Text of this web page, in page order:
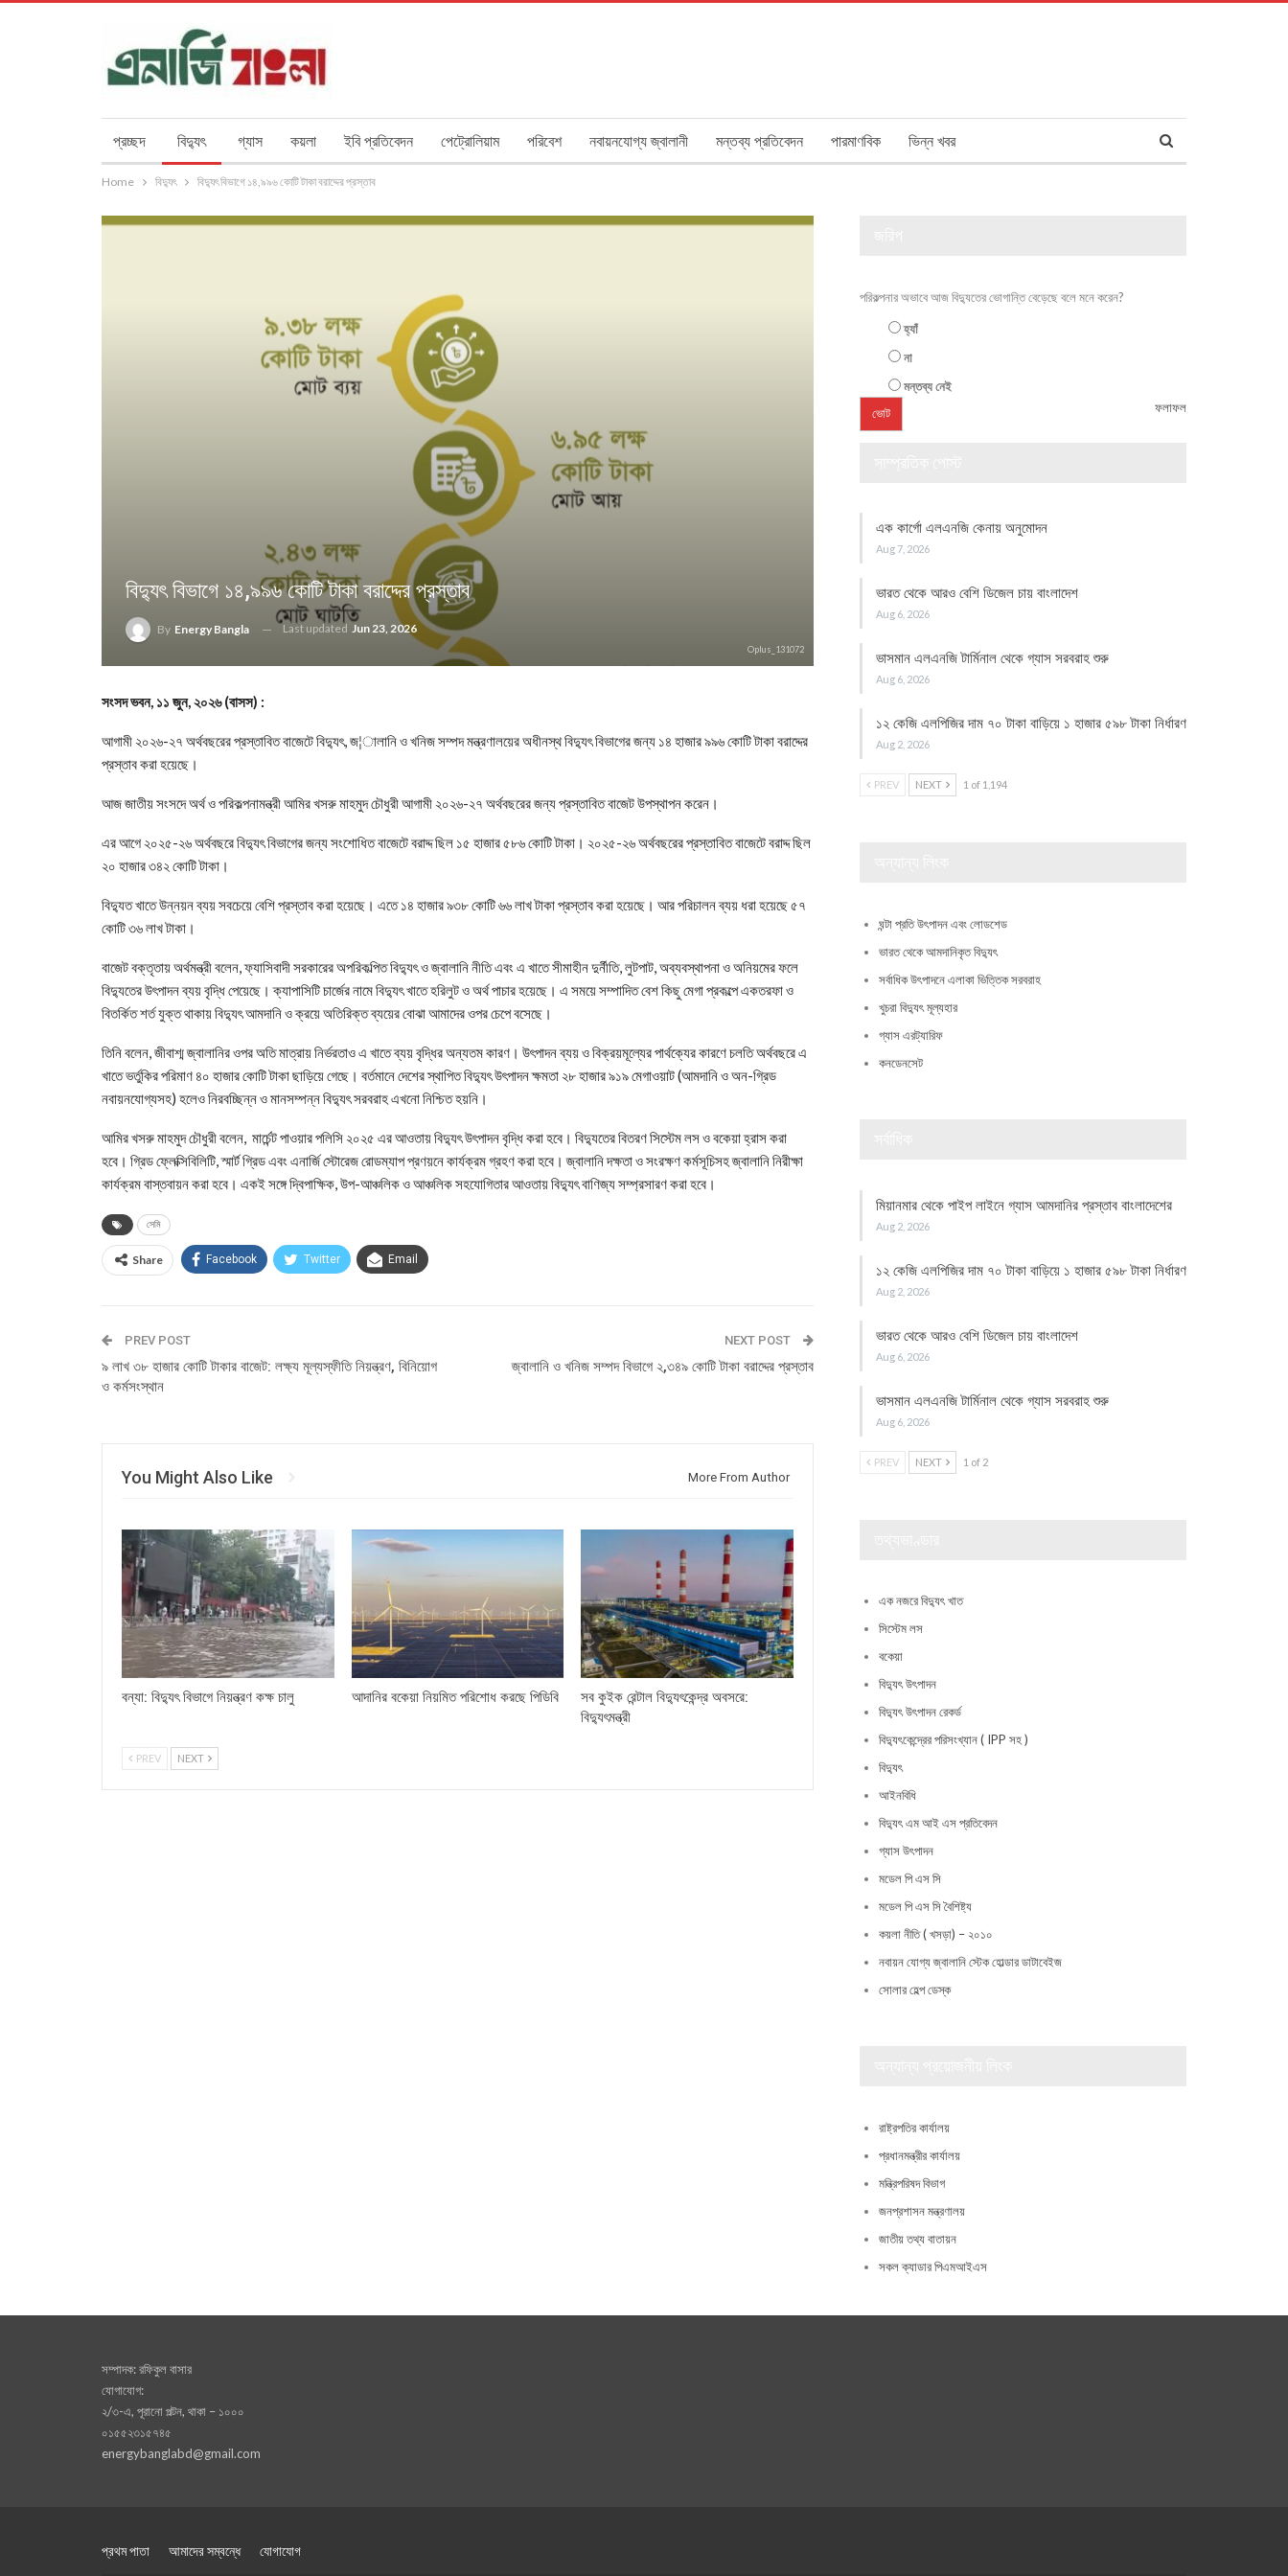
প্রচ্ছদ বিদ্যুৎ গ্যাস কয়লা ইবি প্রতিবেদন পেট্রোলিয়াম পরিবেশ নবায়নযোগ্য জ্বালানী মন্তব্য প্রতিবেদন পারমাণবিক ভিন্ন খবর
Home বিদ্যুৎ বিদ্যুৎ বিভাগে ১৪,৯৯৬ কোটি টাকা বরাদ্দের প্রস্তাব
বিদ্যুৎ বিভাগে ১৪,৯৯৬ কোটি টাকা বরাদ্দের প্রস্তাব
By Energy Bangla Last updated Jun 23, 2026
Oplus_131072
সংসদ ভবন, ১১ জুন, ২০২৬ (বাসস) :
আগামী ২০২৬-২৭ অর্থবছরের প্রস্তাবিত বাজেটে বিদ্যুৎ, জ¦ালানি ও খনিজ সম্পদ মন্ত্রণালয়ের অধীনস্থ বিদ্যুৎ বিভাগের জন্য ১৪ হাজার ৯৯৬ কোটি টাকা বরাদ্দের
প্রস্তাব করা হয়েছে।
আজ জাতীয় সংসদে অর্থ ও পরিকল্পনামন্ত্রী আমির খসরু মাহমুদ চৌধুরী আগামী ২০২৬-২৭ অর্থবছরের জন্য প্রস্তাবিত বাজেট উপস্থাপন করেন।
এর আগে ২০২৫-২৬ অর্থবছরে বিদ্যুৎ বিভাগের জন্য সংশোধিত বাজেটে বরাদ্দ ছিল ১৫ হাজার ৫৮৬ কোটি টাকা। ২০২৫-২৬ অর্থবছরের প্রস্তাবিত বাজেটে বরাদ্দ ছিল
২০ হাজার ৩৪২ কোটি টাকা।
বিদ্যুত খাতে উন্নয়ন ব্যয় সবচেয়ে বেশি প্রস্তাব করা হয়েছে। এতে ১৪ হাজার ৯৩৮ কোটি ৬৬ লাখ টাকা প্রস্তাব করা হয়েছে। আর পরিচালন ব্যয় ধরা হয়েছে ৫৭
কোটি ৩৬ লাখ টাকা।
বাজেট বক্তৃতায় অর্থমন্ত্রী বলেন, ফ্যাসিবাদী সরকারের অপরিকল্পিত বিদ্যুৎ ও জ্বালানি নীতি এবং এ খাতে সীমাহীন দুর্নীতি, লুটপাট, অব্যবস্থাপনা ও অনিয়মের ফলে
বিদ্যুতের উৎপাদন ব্যয় বৃদ্ধি পেয়েছে। ক্যাপাসিটি চার্জের নামে বিদ্যুৎ খাতে হরিলুট ও অর্থ পাচার হয়েছে। এ সময়ে সম্পাদিত বেশ কিছু মেগা প্রকল্পে একতরফা ও
বিতর্কিত শর্ত যুক্ত থাকায় বিদ্যুৎ আমদানি ও ক্রয়ে অতিরিক্ত ব্যয়ের বোঝা আমাদের ওপর চেপে বসেছে।
তিনি বলেন, জীবাশ্ম জ্বালানির ওপর অতি মাত্রায় নির্ভরতাও এ খাতে ব্যয় বৃদ্ধির অন্যতম কারণ। উৎপাদন ব্যয় ও বিক্রয়মূল্যের পার্থক্যের কারণে চলতি অর্থবছরে এ
খাতে ভর্তুকির পরিমাণ ৪০ হাজার কোটি টাকা ছাড়িয়ে গেছে। বর্তমানে দেশের স্থাপিত বিদ্যুৎ উৎপাদন ক্ষমতা ২৮ হাজার ৯১৯ মেগাওয়াট (আমদানি ও অন-গ্রিড
নবায়নযোগ্যসহ) হলেও নিরবচ্ছিন্ন ও মানসম্পন্ন বিদ্যুৎ সরবরাহ এখনো নিশ্চিত হয়নি।
আমির খসরু মাহমুদ চৌধুরী বলেন, মার্চেন্ট পাওয়ার পলিসি ২০২৫ এর আওতায় বিদ্যুৎ উৎপাদন বৃদ্ধি করা হবে। বিদ্যুতের বিতরণ সিস্টেম লস ও বকেয়া হ্রাস করা
হবে। গ্রিড ফ্লেক্সিবিলিটি, স্মার্ট গ্রিড এবং এনার্জি স্টোরেজ রোডম্যাপ প্রণয়নে কার্যক্রম গ্রহণ করা হবে। জ্বালানি দক্ষতা ও সংরক্ষণ কর্মসূচিসহ জ্বালানি নিরীক্ষা
কার্যক্রম বাস্তবায়ন করা হবে। একই সঙ্গে দ্বিপাক্ষিক, উপ-আঞ্চলিক ও আঞ্চলিক সহযোগিতার আওতায় বিদ্যুৎ বাণিজ্য সম্প্রসারণ করা হবে।
সেমি
Share Facebook Twitter Email
PREV POST
৯ লাখ ৩৮ হাজার কোটি টাকার বাজেট: লক্ষ্য মূল্যস্ফীতি নিয়ন্ত্রণ, বিনিয়োগ
ও কর্মসংস্থান
NEXT POST
জ্বালানি ও খনিজ সম্পদ বিভাগে ২,৩৪৯ কোটি টাকা বরাদ্দের প্রস্তাব
You Might Also Like More From Author
বন্যা: বিদ্যুৎ বিভাগে নিয়ন্ত্রণ কক্ষ চালু আদানির বকেয়া নিয়মিত পরিশোধ করছে পিডিবি
সব কুইক রেন্টাল বিদ্যুৎকেন্দ্র অবসরে:
বিদ্যুৎমন্ত্রী
PREV NEXT
পরিকল্পনার অভাবে আজ বিদ্যুতের ভোগান্তি বেড়েছে বলে মনে করেন?
হ্যাঁ
না
মন্তব্য নেই
ফলাফল
এক কার্গো এলএনজি কেনায় অনুমোদন
Aug 7, 2026
ভারত থেকে আরও বেশি ডিজেল চায় বাংলাদেশ
Aug 6, 2026
ভাসমান এলএনজি টার্মিনাল থেকে গ্যাস সরবরাহ শুরু
Aug 6, 2026
১২ কেজি এলপিজির দাম ৭০ টাকা বাড়িয়ে ১ হাজার ৫৯৮ টাকা নির্ধারণ
Aug 2, 2026
PREV NEXT 1 of 1,194
ঘন্টা প্রতি উৎপাদন এবং লোডশেড
ভারত থেকে আমদানিকৃত বিদ্যুৎ
সর্বাধিক উৎপাদনে এলাকা ভিত্তিক সরবরাহ
খুচরা বিদ্যুৎ মূল্যহার
গ্যাস এরট্যারিফ
কনডেনসেট
মিয়ানমার থেকে পাইপ লাইনে গ্যাস আমদানির প্রস্তাব বাংলাদেশের
Aug 2, 2026
১২ কেজি এলপিজির দাম ৭০ টাকা বাড়িয়ে ১ হাজার ৫৯৮ টাকা নির্ধারণ
Aug 2, 2026
ভারত থেকে আরও বেশি ডিজেল চায় বাংলাদেশ
Aug 6, 2026
ভাসমান এলএনজি টার্মিনাল থেকে গ্যাস সরবরাহ শুরু
Aug 6, 2026
PREV NEXT 1 of 2
এক নজরে বিদ্যুৎ খাত
সিস্টেম লস
বকেয়া
বিদ্যুৎ উৎপাদন
বিদ্যুৎ উৎপাদন রেকর্ড
বিদ্যুৎকেন্দ্রের পরিসংখ্যান ( IPP সহ )
বিদ্যুৎ
আইনবিধি
বিদ্যুৎ এম আই এস প্রতিবেদন
গ্যাস উৎপাদন
মডেল পি এস সি
মডেল পি এস সি বৈশিষ্ট্য
কয়লা নীতি ( খসড়া) – ২০১০
নবায়ন যোগ্য জ্বালানি স্টেক হোল্ডার ডাটাবেইজ
সোলার হেল্প ডেস্ক
রাষ্ট্রপতির কার্যালয়
প্রধানমন্ত্রীর কার্যালয়
মন্ত্রিপরিষদ বিভাগ
জনপ্রশাসন মন্ত্রণালয়
জাতীয় তথ্য বাতায়ন
সকল ক্যাডার পিএমআইএস
সম্পাদক: রফিকুল বাসার
যোগাযোগ:
২/৩-এ, পূরানো পল্টন, থাকা – ১০০০
০১৫৫২৩১৫৭৪৫
energybanglabd@gmail.com
প্রথম পাতা আমাদের সম্বন্ধে যোগাযোগ